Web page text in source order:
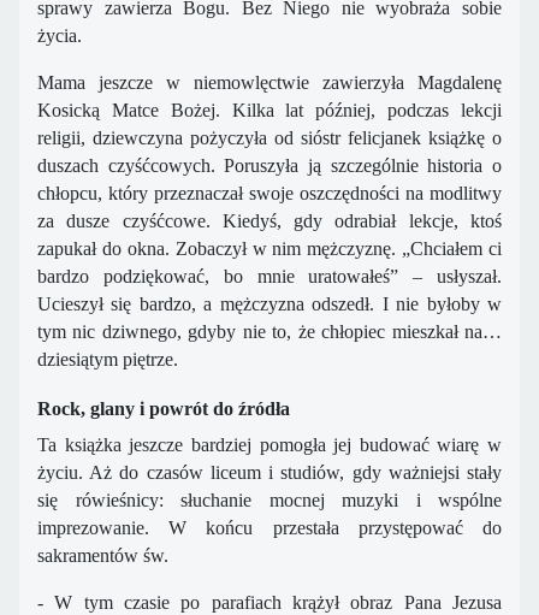
sprawy zawierza Bogu. Bez Niego nie wyobraża sobie
życia.
Mama jeszcze w niemowlęctwie zawierzyła Magdalenę
Kosicką Matce Bożej. Kilka lat później, podczas lekcji
religii, dziewczyna pożyczyła od sióstr felicjanek książkę o
duszach czyśćcowych. Poruszyła ją szczególnie historia o
chłopcu, który przeznaczał swoje oszczędności na modlitwy
za dusze czyśćcowe. Kiedyś, gdy odrabiał lekcje, ktoś
zapukał do okna. Zobaczył w nim mężczyznę. „Chciałem ci
bardzo podziękować, bo mnie uratowałeś” – usłyszał.
Ucieszył się bardzo, a mężczyzna odszedł. I nie byłoby w
tym nic dziwnego, gdyby nie to, że chłopiec mieszkał na…
dziesiątym piętrze.
Rock, glany i powrót do źródła
Ta książka jeszcze bardziej pomogła jej budować wiarę w
życiu. Aż do czasów liceum i studiów, gdy ważniejsi stały
się rówieśnicy: słuchanie mocnej muzyki i wspólne
imprezowanie. W końcu przestała przystępować do
sakramentów św.
- W tym czasie po parafiach krążył obraz Pana Jezusa